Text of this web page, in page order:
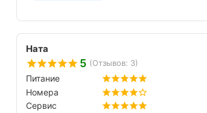
Ната
5 (Отзывов: 3)
Питание
Номера
Сервис